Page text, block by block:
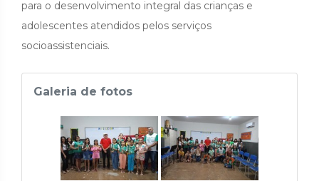
para o desenvolvimento integral das crianças e
adolescentes atendidos pelos serviços
socioassistenciais.
Galeria de fotos